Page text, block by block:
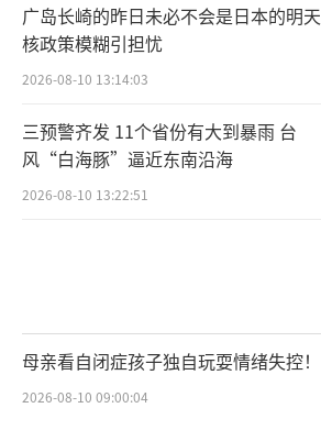
广岛长崎的昨日未必不会是日本的明天
核政策模糊引担忧
2026-08-10 13:14:03
三预警齐发 11个省份有大到暴雨 台
风“白海豚”逼近东南沿海
2026-08-10 13:22:51
母亲看自闭症孩子独自玩耍情绪失控！
2026-08-10 09:00:04